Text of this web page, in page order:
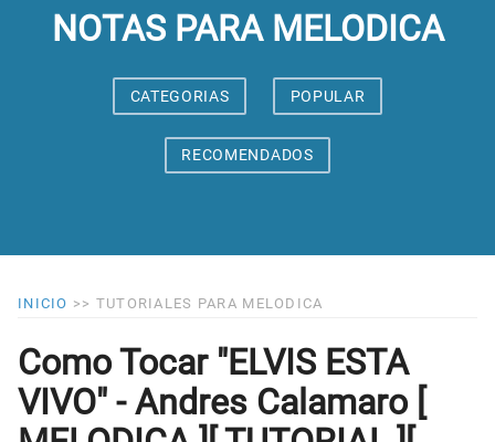
NOTAS PARA MELODICA
CATEGORIAS POPULAR
RECOMENDADOS
INICIO >> TUTORIALES PARA MELODICA
Como Tocar "ELVIS ESTA
VIVO" - Andres Calamaro [